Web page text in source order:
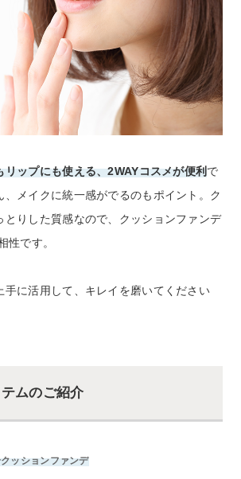
リップにも使える、2WAYコスメが便利で
、メイクに統一感がでるのもポイント。ク
とりした質感なので、クッションファンデ
性です。
手に活用して、キレイを磨いてください
ムのご紹介
ッションファンデ